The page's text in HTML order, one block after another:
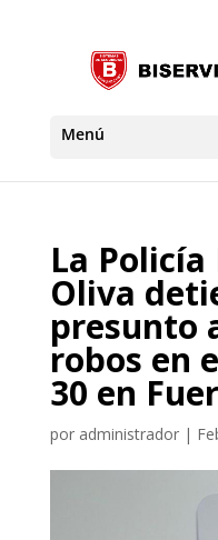
La Policía
Oliva
presunto
robos en
30 en
por administrador|